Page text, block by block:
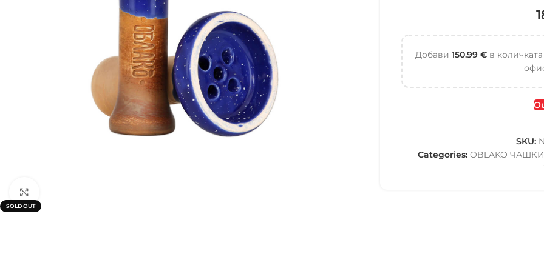
SOLD OUT
Добави 150.99 €в
SKU:
Categories: OBLAKO ЧАШКИ